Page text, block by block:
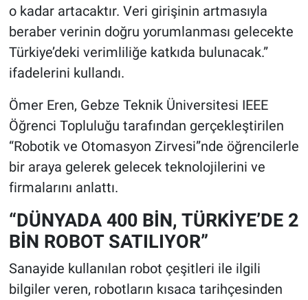
o kadar artacaktır. Veri girişinin artmasıyla
beraber verinin doğru yorumlanması gelecekte
Türkiye’deki verimliliğe katkıda bulunacak.”
ifadelerini kullandı.
Ömer Eren, Gebze Teknik Üniversitesi IEEE
Öğrenci Topluluğu tarafından gerçekleştirilen
“Robotik ve Otomasyon Zirvesi”nde öğrencilerle
bir araya gelerek gelecek teknolojilerini ve
firmalarını anlattı.
“DÜNYADA 400 BİN, TÜRKİYE’DE 2
BİN ROBOT SATILIYOR”
Sanayide kullanılan robot çeşitleri ile ilgili
bilgiler veren, robotların kısaca tarihçesinden